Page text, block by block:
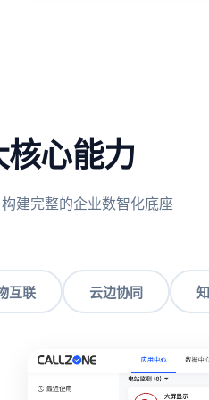
心能力
建完整的企业数智化底座
互联 云边协同